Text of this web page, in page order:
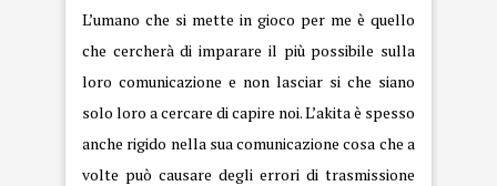
L’umano che si mette in gioco per me è quello
che cercherà di imparare il più possibile sulla
loro comunicazione e non lasciar si che siano
solo loro a cercare di capire noi. L’akita è spesso
anche rigido nella sua comunicazione cosa che a
volte può causare degli errori di trasmissione